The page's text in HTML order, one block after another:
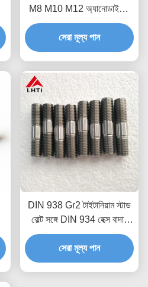
M8 M10 M12 অ্যানোডাইজিং
টাইটানিয়াম হেক্স হেড বোল্ট
সেরা মূল্য পান
DIN 938 Gr2 টাইটানিয়াম স্টাড
বোল্ট সঙ্গে DIN 934 হেক্স বাদাম
M14 M18 M20 সিএনসি
মেশিনযুক্ত জারা প্রতিরোধী
সেরা মূল্য পান